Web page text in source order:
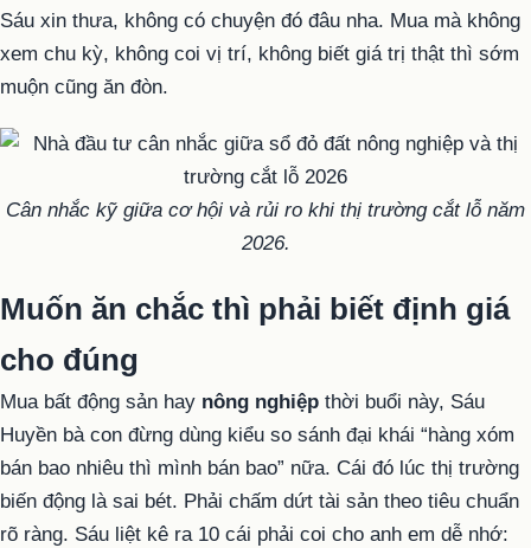
Sáu xin thưa, không có chuyện đó đâu nha. Mua mà không
xem chu kỳ, không coi vị trí, không biết giá trị thật thì sớm
muộn cũng ăn đòn.
Cân nhắc kỹ giữa cơ hội và rủi ro khi thị trường cắt lỗ năm
2026.
Muốn ăn chắc thì phải biết định giá
cho đúng
Mua bất động sản hay nông nghiệp thời buổi này, Sáu
Huyền bà con đừng dùng kiểu so sánh đại khái “hàng xóm
bán bao nhiêu thì mình bán bao” nữa. Cái đó lúc thị trường
biến động là sai bét. Phải chấm dứt tài sản theo tiêu chuẩn
rõ ràng. Sáu liệt kê ra 10 cái phải coi cho anh em dễ nhớ: